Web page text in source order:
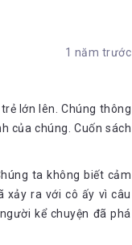
1 năm trước
lớn lên. Chúng thông
của chúng. Cuốn sách
ta không biết cảm
xảy ra với cô ấy vì câu
kể chuyện đã phá